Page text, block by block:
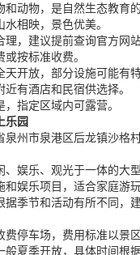
和动物，是自然生态教育
相映，景色优美。
理，建议提前查询官方网
或按标准收费。
天开放，部分设施可能有
近有酒店和民宿供选择。
，指定区域内可露营。
乐园
泉州市泉港区后龙镇沙格
、娱乐、观光于一体的大
娱乐项目，适合家庭游玩
据季节和活动有所不同，
费停车场，费用标准以景
般夏季开放，具体时间根